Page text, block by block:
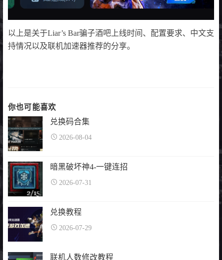
以上是关于Liar’s Bar骗子酒吧上线时间、配置要求、中文支
持情况以及联机加速器推荐的分享。
你也可能喜欢
兑换码合集
2026-08-04
暗黑破坏神4-一键连招
2026-07-31
兑换教程
2026-07-29
联机人数修改教程